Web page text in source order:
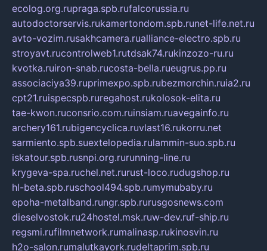
ecolog.org.rupraga.spb.rufalcorussia.ru
autodoctorservis.rukamertondom.spb.runet-life.net.ru
avto-vozim.rusakhcamera.rualliance-electro.spb.ru
stroyavt.rucontrolweb1.rutdsak74.rukinzozo-ru.ru
kvotka.ruiron-snab.rucosta-bella.rueugrus.pp.ru
associaciya39.ruprimexpo.spb.rubezmorchin.ruia2.ru
cpt21.ruispecspb.ruregahost.rukolosok-elita.ru
tae-kwon.ruconsrio.com.ruinsiam.ruavegainfo.ru
archery161.rubigencyclica.ruvlast16.rukorru.net
sarmiento.spb.suextelopedia.rulammin-suo.spb.ru
iskatour.spb.rusnpi.org.rurunning-line.ru
krygeva-spa.ruchel.net.rurust-loco.rudugshop.ru
hl-beta.spb.ruschool494.spb.rumymubaby.ru
epoha-metalband.rungr.spb.rurusgosnews.com
dieselvostok.ru24hostel.msk.ruw-dev.ruf-ship.ru
regsmi.rufilmnetwork.rumalinasp.rukinosvin.ru
h2o-salon.rumalutkayork.rudeltaprim.spb.ru